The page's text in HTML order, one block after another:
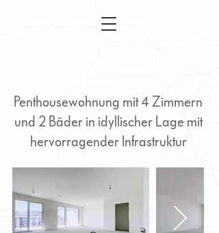
Penthousewohnung mit 4 Zimmern
und 2 Bäder in idyllischer Lage mit
hervorragender Infrastruktur
Klagenfurt - 4 Zimmer
Penthouse Wohnung